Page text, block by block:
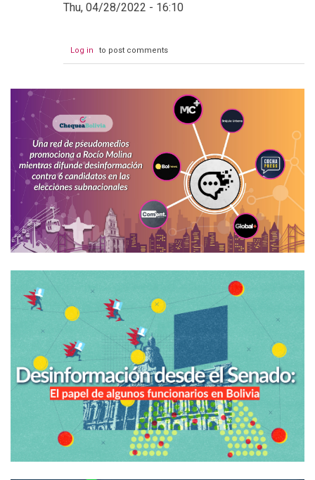
Thu, 04/28/2022 - 16:10
Log in to post comments